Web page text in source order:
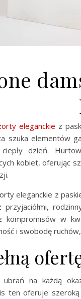
eleganckie z
szuka elementów
dzień.
kobiet, oferując
eleganckie z
przyjaciółmi,
kompromisów w
i swobodę
ubrań na każdą
ten oferuje